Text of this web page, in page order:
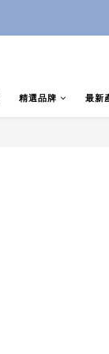
精選品牌 最新